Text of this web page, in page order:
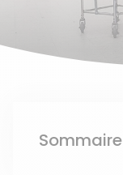
Sommaire